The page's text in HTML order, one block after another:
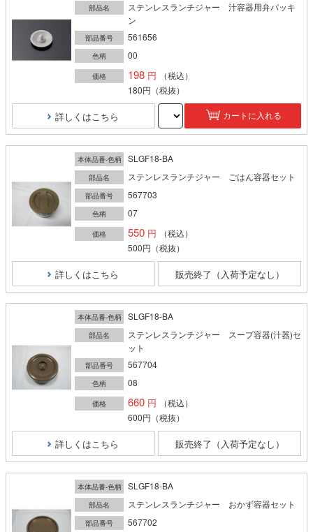
部品名
ステンレスランチジャー 汁容器用弁パッキ
ン
部品番号 561656
色柄 00
価格 198
（税込）
180円 （税抜）
詳しくはこちら カートに入れる
本体品番-色柄 SLGF18-BA
部品名 ステンレスランチジャー ごはん容器セット
部品番号 567703
色柄 07
価格 550
（税込）
500円 （税抜）
詳しくはこちら 販売終了（入荷予定なし）
本体品番-色柄 SLGF18-BA
部品名
ステンレスランチジャー スープ容器(汁器)セ
ット
部品番号 567704
色柄 08
価格 660
（税込）
600円 （税抜）
詳しくはこちら 販売終了（入荷予定なし）
本体品番-色柄 SLGF18-BA
部品名 ステンレスランチジャー おかず容器セット
部品番号 567702